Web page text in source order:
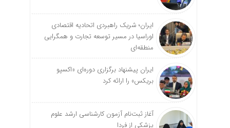
ایران؛ شریک راهبردی اتحادیه اقتصادی
اوراسیا در مسیر توسعه تجارت و همگرایی
منطقه‌ای
ایران پیشنهاد برگزاری دوره‌ای «اکسپو
بریکس» را ارائه کرد
آغاز ثبت‌نام‌ آزمون کارشناسی ارشد علوم
پزشکی از فردا